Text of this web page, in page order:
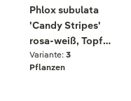
Phlox subulata
'Candy Stripes'
rosa-weiß, Topf
11x11 cm, 3
Pflanzen
Variante: 3
Pflanzen